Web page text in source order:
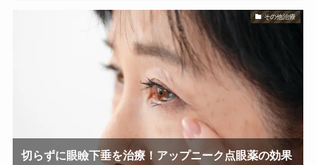
その他治療
切らずに眼瞼下垂を治療！アップニーク点眼薬の効果